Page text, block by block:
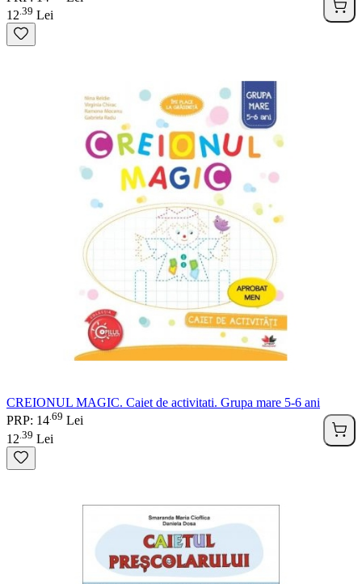
12 39 Lei
CREIONUL MAGIC. Caiet de activitati. Grupa mare 5-6 ani
PRP: 14 69 Lei
12 39 Lei